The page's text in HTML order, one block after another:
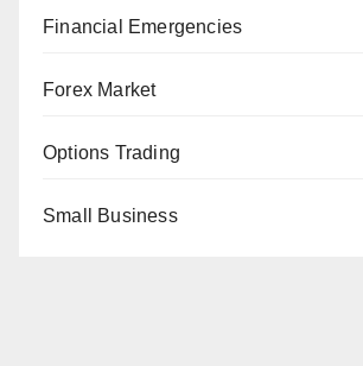
Financial Emergencies
Forex Market
Options Trading
Small Business